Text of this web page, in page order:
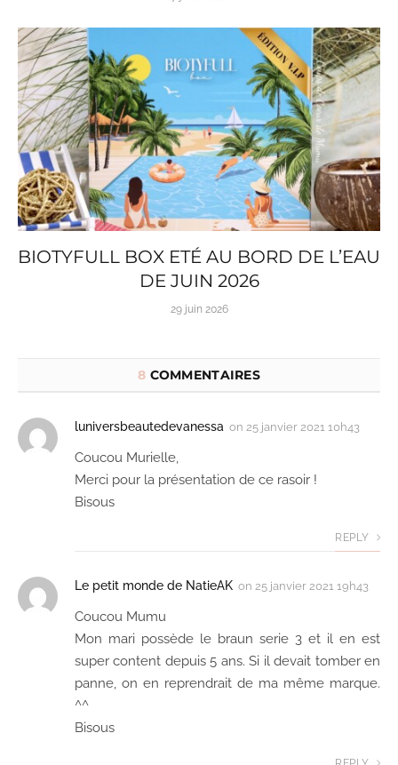
BIOTYFULL BOX ETÉ AU BORD DE L’EAU
DE JUIN 2026
29 juin 2026
8 COMMENTAIRES
luniversbeautedevanessa on 25 janvier 2021 10h43
Coucou Murielle,
Merci pour la présentation de ce rasoir !
Bisous
REPLY
Le petit monde de NatieAK on 25 janvier 2021 19h43
Coucou Mumu
Mon mari possède le braun serie 3 et il en est
super content depuis 5 ans. Si il devait tomber en
panne, on en reprendrait de ma même marque.
^^
Bisous